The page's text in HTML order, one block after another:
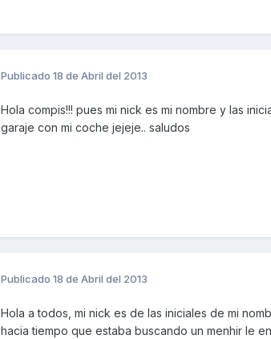
Publicado 18 de Abril del 2013
Hola compis!!! pues mi nick es mi nombre y las
garaje con mi coche jejeje.. saludos
Publicado 18 de Abril del 2013
Hola a todos, mi nick es de las iniciales de mi
hacia tiempo que estaba buscando un menhir le